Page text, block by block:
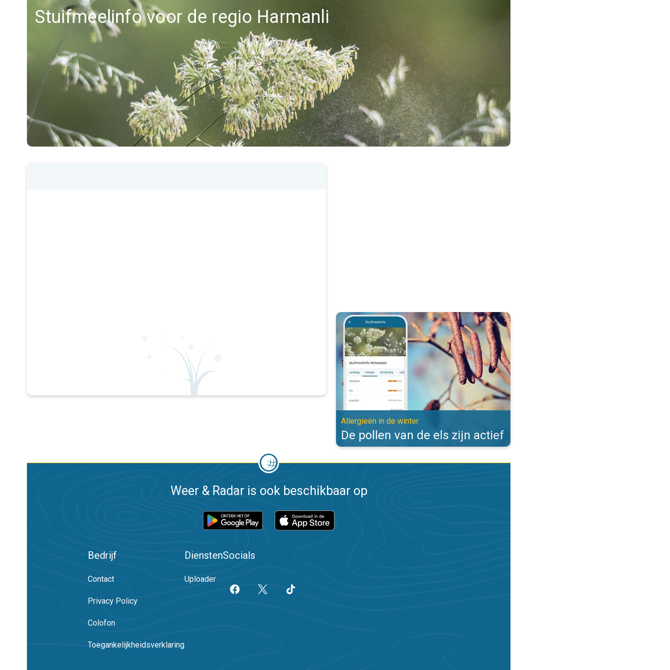
Stuifmeelinfo voor de regio Harmanli
De pollen van de els zijn actief. Allergieën in de winter. . .
Allergieën in de winter
De pollen van de els zijn actief
Weer & Radar is ook beschikbaar op
Bedrijf
Contact
Privacy Policy
Colofon
Toegankelijkheidsverklaring
Diensten
Uploader
Socials